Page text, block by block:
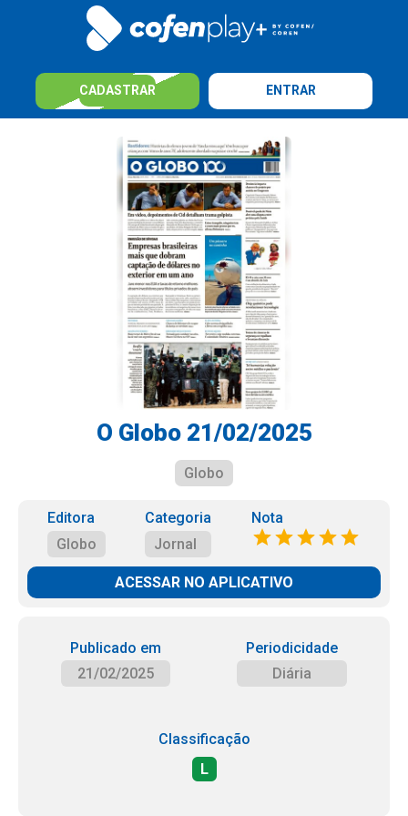
CADASTRAR ENTRAR
O Globo 21/02/2025
Globo
Editora
Globo
Categoria
Jornal
Nota
ACESSAR NO APLICATIVO
Publicado em
21/02/2025
Periodicidade
Diária
Classificação
L